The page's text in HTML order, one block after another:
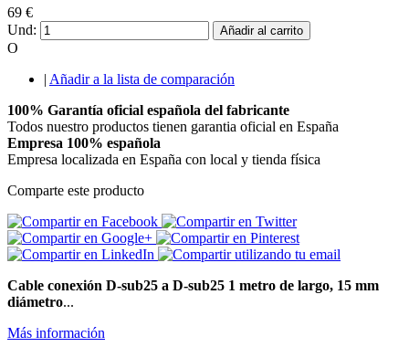
69 €
Und:
Añadir al carrito
O
| Añadir a la lista de comparación
100% Garantía oficial española del fabricante
Todos nuestro productos tienen garantia oficial en España
Empresa 100% española
Empresa localizada en España con local y tienda física
Comparte este producto
Cable conexión D-sub25 a D-sub25 1 metro de largo, 15 mm
diámetro...
Más información